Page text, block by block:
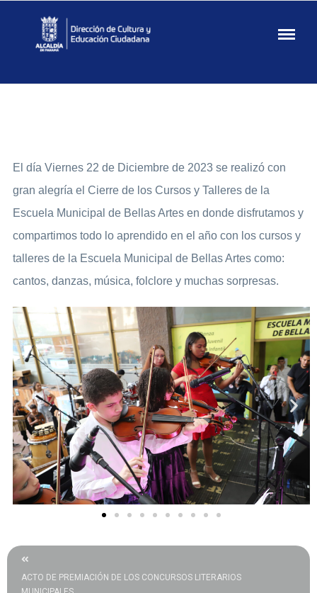
Cultura
Dirección
de Cultura
El día Viernes 22 de Diciembre de 2023 se realizó con
gran alegría el Cierre de los Cursos y Talleres de la
Escuela Municipal de Bellas Artes en donde disfrutamos y
compartimos todo lo aprendido en el año con los cursos y
talleres de la Escuela Municipal de Bellas Artes como:
cantos, danzas, música, folclore y muchas sorpresas.
ACTO DE PREMIACIÓN DE LOS CONCURSOS LITERARIOS